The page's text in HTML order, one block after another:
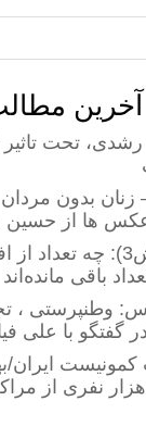
آخرین
تحت تاثیر
زنان بدون
ها از
پزشکیان (بخش3): چه
باقی مانده‌اند
وطنپرستی ،
گفتگو با علی
کمونیست ایران/
نفری از